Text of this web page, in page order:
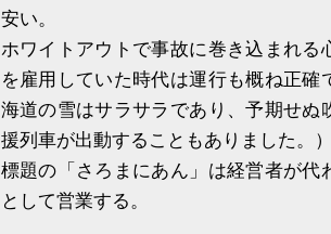
安い。
ホワイトアウトで事故に巻き込まれる
を雇用していた時代は運行も概ね正確
海道の雪はサラサラであり、予期せぬ
援列車が出動することもありました。
標題の「さろまにあん」は経営者が代
として営業する。